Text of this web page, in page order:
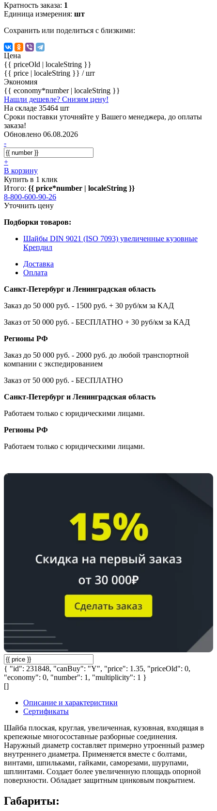
Кратность заказа: 1
Единица измерения: шт
Сохранить или поделиться с близкими:
Цена
{{ priceOld | localeString }}
{{ price | localeString }} / шт
Экономия
{{ economy*number | localeString }}
Нашли дешевле? Снизим цену!
На складе 35464 шт
Сроки поставки уточняйте у Вашего менеджера, до оплаты
заказа!
Обновлено 06.08.2026
-
+
В корзину
Купить в 1 клик
Итого: {{ price*number | localeString }}
8-800-600-90-26
Уточнить цену
Подборки товаров:
Шайбы DIN 9021 (ISO 7093) увеличенные кузовные
Крепдил
Доставка
Оплата
Санкт-Петербург и Ленинградская область
Заказ до 50 000 руб. - 1500 руб. + 30 руб/км за КАД
Заказ от 50 000 руб. - БЕСПЛАТНО + 30 руб/км за КАД
Регионы РФ
Заказ до 50 000 руб. - 2000 руб. до любой транспортной
компании с экспедированием
Заказ от 50 000 руб. - БЕСПЛАТНО
Санкт-Петербург и Ленинградская область
Работаем только с юридическими лицами.
Регионы РФ
Работаем только с юридическими лицами.
{ "id": 231848, "canBuy": "Y", "price": 1.35, "priceOld": 0,
"economy": 0, "number": 1, "multiplicity": 1 }
[]
Описание и характеристики
Сертификаты
Шайба плоская, круглая, увеличенная, кузовная, входящая в
крепежные многосоставные разборные соединения.
Наружный диаметр составляет примерно утроенный размер
внутреннего диаметра. Применяется вместе с болтами,
винтами, шпильками, гайками, саморезами, шурупами,
шплинтами. Создает более увеличенную площадь опорной
поверхности. Обладает защитным цинковым покрытием.
Габариты: